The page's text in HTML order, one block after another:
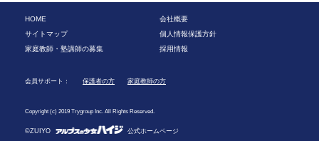
HOME
会社概要
サイトマップ
個人情報保護方針
家庭教師・塾講師の募集
採用情報
会員サポート： 保護者の方 家庭教師の方
Copyright (c) 2019 Trygroup Inc. All Rights Reserved.
©ZUIYO 公式ホームページ